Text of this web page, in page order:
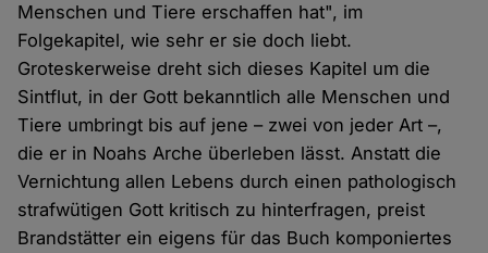
Menschen und Tiere erschaffen hat", im
Folgekapitel, wie sehr er sie doch liebt.
Groteskerweise dreht sich dieses Kapitel um die
Sintflut, in der Gott bekanntlich alle Menschen und
Tiere umbringt bis auf jene – zwei von jeder Art –,
die er in Noahs Arche überleben lässt. Anstatt die
Vernichtung allen Lebens durch einen pathologisch
strafwütigen Gott kritisch zu hinterfragen, preist
Brandstätter ein eigens für das Buch komponiertes